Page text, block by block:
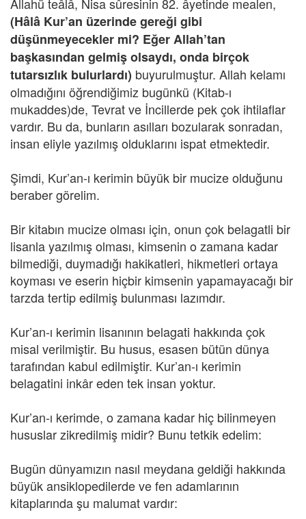
(Hâlâ Kur’an üzerinde gereği gibi
düşünmeyecekler mi? Eğer Allah’tan
başkasından gelmiş olsaydı, onda birçok
tutarsızlık bulurlardı) buyurulmuştur. Allah kelamı
olmadığını öğrendiğimiz bugünkü (Kitab-ı
mukaddes)de, Tevrat ve İncillerde pek çok ihtilaflar
vardır. Bu da, bunların asılları bozularak sonradan,
insan eliyle yazılmış olduklarını ispat etmektedir.
Şimdi, Kur’an-ı kerimin büyük bir mucize olduğunu
beraber görelim.
Bir kitabın mucize olması için, onun çok belagatli bir
lisanla yazılmış olması, kimsenin o zamana kadar
bilmediği, duymadığı hakikatleri, hikmetleri ortaya
koyması ve eserin hiçbir kimsenin yapamayacağı bir
tarzda tertip edilmiş bulunması lazımdır.
Kur’an-ı kerimin lisanının belagati hakkında çok
misal verilmiştir. Bu husus, esasen bütün dünya
tarafından kabul edilmiştir. Kur’an-ı kerimin
belagatini inkâr eden tek insan yoktur.
Kur’an-ı kerimde, o zamana kadar hiç bilinmeyen
hususlar zikredilmiş midir? Bunu tetkik edelim:
Bugün dünyamızın nasıl meydana geldiği hakkında
büyük ansiklopedilerde ve fen adamlarının
kitaplarında şu malumat vardır: